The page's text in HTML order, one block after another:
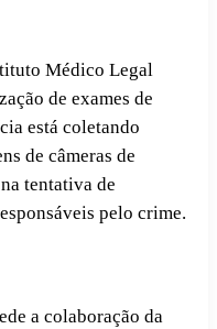
Médico Legal
de exames de
está coletando
de câmeras de
tentativa de
pelo crime.
a colaboração da